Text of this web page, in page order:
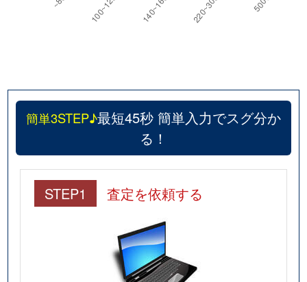
簡単3STEP♪最短45秒 簡単入力でスグ分か
る！
STEP1 査定を依頼する